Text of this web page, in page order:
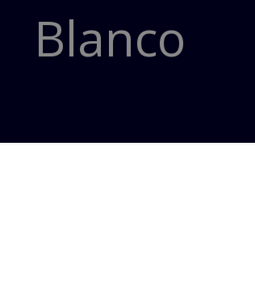
Blanco